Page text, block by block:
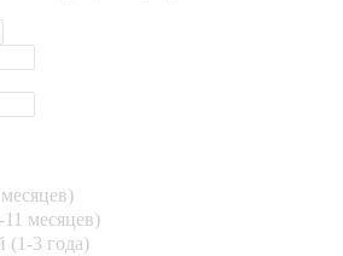
месяцев)
(1-3 года)